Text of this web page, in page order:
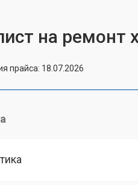
на ремонт
прайса: 18.07.2026